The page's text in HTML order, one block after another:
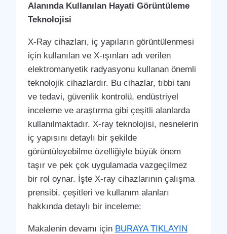
Alanında Kullanılan Hayati Görüntüleme
Teknolojisi
X-Ray cihazları, iç yapıların görüntülenmesi
için kullanılan ve X-ışınları adı verilen
elektromanyetik radyasyonu kullanan önemli
teknolojik cihazlardır. Bu cihazlar, tıbbi tanı
ve tedavi, güvenlik kontrolü, endüstriyel
inceleme ve araştırma gibi çeşitli alanlarda
kullanılmaktadır. X-ray teknolojisi, nesnelerin
iç yapısını detaylı bir şekilde
görüntüleyebilme özelliğiyle büyük önem
taşır ve pek çok uygulamada vazgeçilmez
bir rol oynar. İşte X-ray cihazlarının çalışma
prensibi, çeşitleri ve kullanım alanları
hakkında detaylı bir inceleme:
Makalenin devamı için BURAYA TIKLAYIN